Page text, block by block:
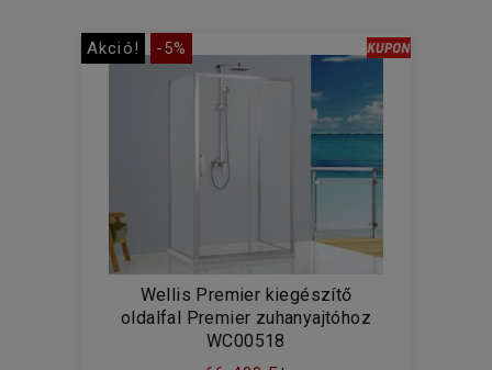
Akció! -5%
Wellis Premier kiegészítő
oldalfal Premier zuhanyajtóhoz
WC00518